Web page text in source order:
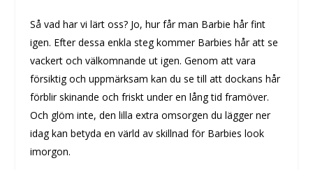
Så vad har vi lärt oss? Jo, hur får man Barbie hår fint
igen. Efter dessa enkla steg kommer Barbies hår att se
vackert och välkomnande ut igen. Genom att vara
försiktig och uppmärksam kan du se till att dockans hår
förblir skinande och friskt under en lång tid framöver.
Och glöm inte, den lilla extra omsorgen du lägger ner
idag kan betyda en värld av skillnad för Barbies look
imorgon.